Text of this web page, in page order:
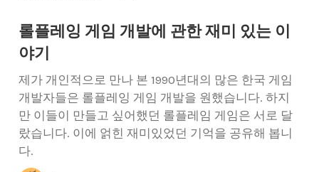
롤플레잉 게임 개발에 관한 재미 있는 이
야기
제가 개인적으로 만나 본 1990년대의 많은 한국 게임
개발자들은 롤플레잉 게임 개발을 원했습니다. 하지
만 이들이 만들고 싶어했던 롤플레임 게임은 서로 달
랐습니다. 이에 얽힌 재미있었던 기억을 공유해 봅니
다.